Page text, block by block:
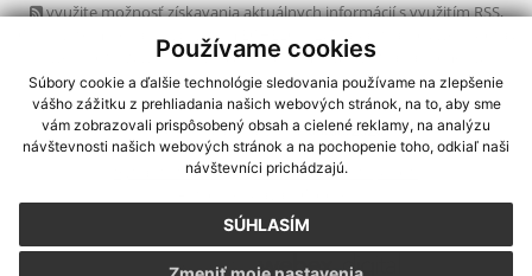
Používame cookies
Súbory cookie a ďalšie technológie sledovania používame na zlepšenie
vášho zážitku z prehliadania našich webových stránok, na to, aby sme
vám zobrazovali prispôsobený obsah a cielené reklamy, na analýzu
návštevnosti našich webových stránok a na pochopenie toho, odkiaľ naši
návštevníci prichádzajú.
SÚHLASÍM
využite možnosť získavania aktuálnych informácií s využitím RSS,
CMS systém (redakčný) systém ECHELON 2, Mapa stránok
webex.digital, s.r.o.,domény,registrácia domény
spoločnosť webex.digital, s.r.o.,technický prevádzkovateľ
Posledná aktualizácia:03.08.2026
Vytlačiť stránku|Vyhlásenie o prístupnosti
webdesign